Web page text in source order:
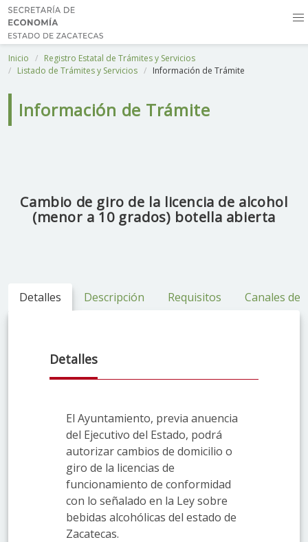
Inicio
Registro Estatal de Trámites y Servicios
Listado de Trámites y Servicios
Información de Trámite
Información de Trámite
Cambio de giro de la licencia de alcohol
(menor a 10 grados) botella abierta
Detalles Descripción Requisitos Canales de
Detalles
El Ayuntamiento, previa anuencia
del Ejecutivo del Estado, podrá
autorizar cambios de domicilio o
giro de la licencias de
funcionamiento de conformidad
con lo señalado en la Ley sobre
bebidas alcohólicas del estado de
Zacatecas.